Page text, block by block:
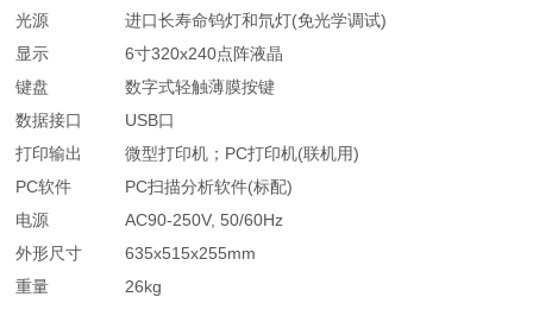
光源
进口长寿命钨灯和氘灯(免光学调试)
显示
6寸320x240点阵液晶
键盘
数字式轻触薄膜按键
数据接口
USB口
打印输出
微型打印机；PC打印机(联机用)
PC软件
PC扫描分析软件(标配)
电源
AC90-250V, 50/60Hz
外形尺寸
635x515x255mm
重量
26kg